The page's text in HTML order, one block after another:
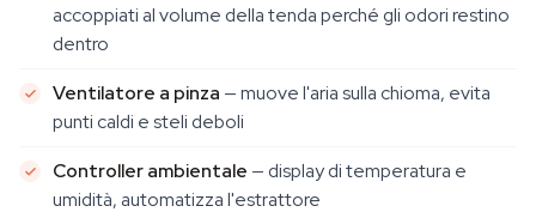
accoppiati al volume della tenda perché gli odori restino
dentro
Ventilatore a pinza — muove l'aria sulla chioma, evita
punti caldi e steli deboli
Controller ambientale — display di temperatura e
umidità, automatizza l'estrattore